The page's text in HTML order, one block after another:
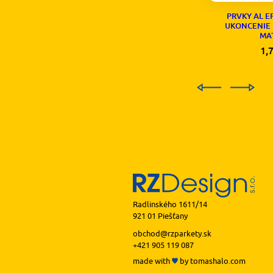
PRVKY AL
UKONCENIE
Radlinského 1611/14
921 01 Piešťany
obchod@rzparkety.sk
+421 905 119 087
made with
bytomashalo.com